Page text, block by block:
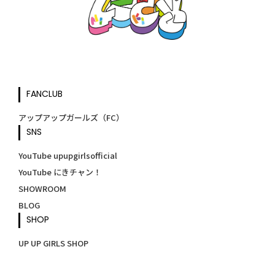
FANCLUB
アップアップガールズ（FC）
SNS
YouTube upupgirlsofficial
YouTube にきチャン！
SHOWROOM
BLOG
SHOP
UP UP GIRLS SHOP